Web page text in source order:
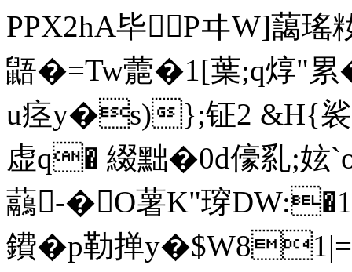
PPX2hA毕PヰW]
鼯�=Tw蘎�1[葉;q焞"累
u痉y�s)};钲2 &H{裟
虚q� 綴黜�0d儫乿;妶
虉-�O薯Κ"瑏
鐨� p勒掸